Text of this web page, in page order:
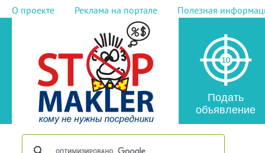
О проекте Реклама на портале Полезная
Подать
объявление